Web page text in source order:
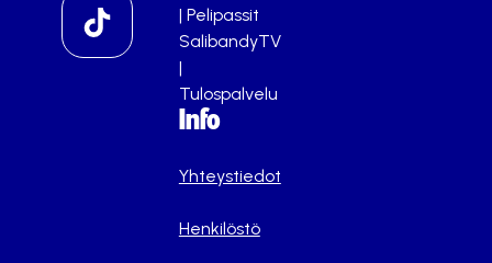
| Pelipassit
SalibandyTV
|
Tulospalvelu
Info
Yhteystiedot
Henkilöstö